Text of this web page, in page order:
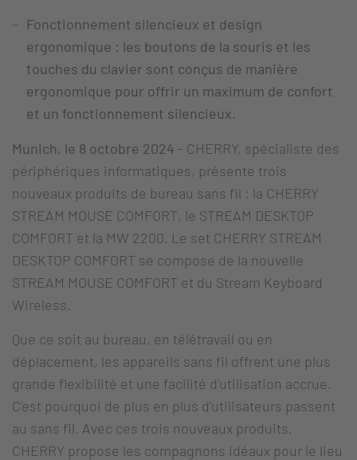
Fonctionnement silencieux et design
ergonomique : les boutons de la souris et les
touches du clavier sont conçus de manière
ergonomique pour offrir un maximum de confort
et un fonctionnement silencieux.
Munich, le 8 octobre 2024 - CHERRY, spécialiste des
périphériques informatiques, présente trois
nouveaux produits de bureau sans fil : la CHERRY
STREAM MOUSE COMFORT, le STREAM DESKTOP
COMFORT et la MW 2200. Le set CHERRY STREAM
DESKTOP COMFORT se compose de la nouvelle
STREAM MOUSE COMFORT et du Stream Keyboard
Wireless.
Que ce soit au bureau, en télétravail ou en
déplacement, les appareils sans fil offrent une plus
grande flexibilité et une facilité d'utilisation accrue.
C'est pourquoi de plus en plus d'utilisateurs passent
au sans fil. Avec ces trois nouveaux produits,
CHERRY propose les compagnons idéaux pour le lieu